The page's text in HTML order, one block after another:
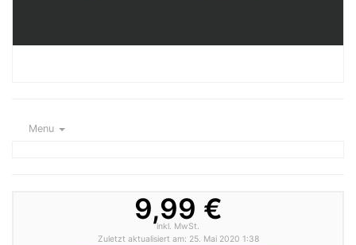
Menu
9,99 €
inkl. MwSt.
Zuletzt aktualisiert am: 25. Mai 2020 1:38